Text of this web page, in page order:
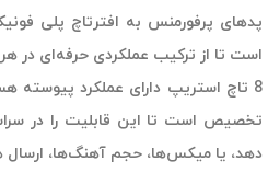
پدهای پرفورمنس به افترتاچ پلی
است تا از ترکیب عملکردی حرفه‌ای در
8 تاچ استریپ دارای عملکرد پیوسته
دهد، یا میکس‌ها، حجم آهنگ‌ها، ارسال